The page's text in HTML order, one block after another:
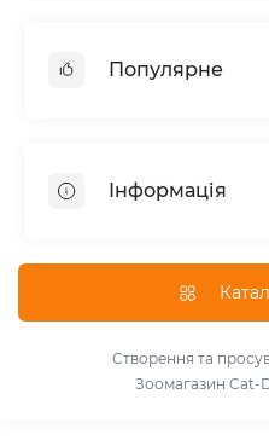
Популярне
Вологий корм для котів
Сухий корм для собак
Сухий корм для котів
Паштет для собак
Інформація
Повернення та обмін
Умови використання
Знижки для
Створення та
Зоомагазин Cat-